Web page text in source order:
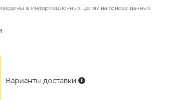
в информационных целях на основе данных
Варианты доставки